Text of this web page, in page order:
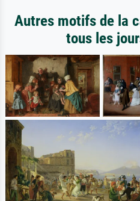
Autres motifs de la
tous les